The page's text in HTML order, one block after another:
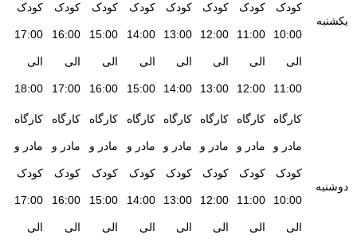
یکشنبه
کودک
10:00
الی
11:00
کودک
11:00
الی
12:00
کودک
12:00
الی
13:00
کودک
13:00
الی
14:00
کودک
14:00
الی
15:00
کودک
15:00
الی
16:00
کودک
16:00
الی
17:00
کودک
17:00
الی
18:00
دوشنبه
کارگاه
مادر و
کودک
10:00
الی
کارگاه
مادر و
کودک
11:00
الی
کارگاه
مادر و
کودک
12:00
الی
کارگاه
مادر و
کودک
13:00
الی
کارگاه
مادر و
کودک
14:00
الی
کارگاه
مادر و
کودک
15:00
الی
کارگاه
مادر و
کودک
16:00
الی
کارگاه
مادر و
کودک
17:00
الی